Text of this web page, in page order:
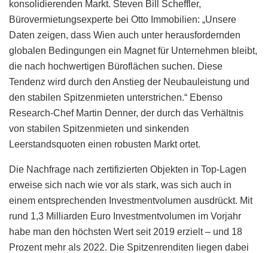
konsolidierenden Markt. Steven Bill Scheffler,
Bürovermietungsexperte bei Otto Immobilien: „Unsere
Daten zeigen, dass Wien auch unter herausfordernden
globalen Bedingungen ein Magnet für Unternehmen bleibt,
die nach hochwertigen Büroflächen suchen. Diese
Tendenz wird durch den Anstieg der Neubauleistung und
den stabilen Spitzenmieten unterstrichen.“ Ebenso
Research-Chef Martin Denner, der durch das Verhältnis
von stabilen Spitzenmieten und sinkenden
Leerstandsquoten einen robusten Markt ortet.
Die Nachfrage nach zertifizierten Objekten in Top-Lagen
erweise sich nach wie vor als stark, was sich auch in
einem entsprechenden Investmentvolumen ausdrückt. Mit
rund 1,3 Milliarden Euro Investmentvolumen im Vorjahr
habe man den höchsten Wert seit 2019 erzielt – und 18
Prozent mehr als 2022. Die Spitzenrenditen liegen dabei